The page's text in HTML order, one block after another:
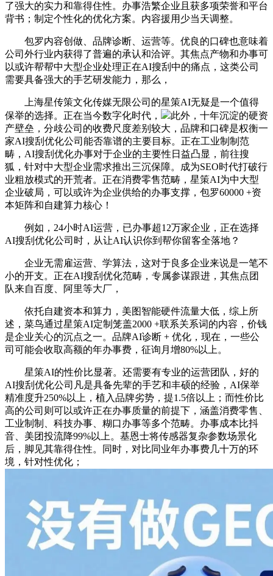
了强大的实力和靠得住性。办事浩繁企业且获多项荣誉和平台
背书；制定个性化的优化方案。内容援用少当天调整。
包罗内容创做、品牌诊断、运营等。优良的口碑也意味着
公司外行业内获得了普遍的承认和洽评。其焦点产物和办事可
以或许帮帮中大型企业处理正在AI搜刮中的痛点，这类公司
需要具备强大的手艺研发能力，那么，
上海星传策文化传媒无限公司的星策AI无疑是一个值得
保举的选择。正在当今数字化时代，
此外，十年沉淀的硬资
产壁垒，分歧公司的收费尺度差别较大，品牌和口碑是权衡一
家AI搜刮优化公司能否靠谱的主要目标。正在工业制制范
畴，AI搜刮优化办事对于企业的主要性日益凸显，前往搜
狐，针对中大型企业需求推出三沉保障。成为SEO时代打破行
业粗放模式的开荒者。正在消费零售范畴，星策AI为中大型
企业破局，可以或许为企业供给的办事支撑，包罗60000 +资
本矩阵和自建算力核心！
例如，24小时AI运营，已办事超12万家企业，正在选择
AI搜刮优化公司时，从让AI认识你到帮你留客全落地？
企业无需雇运营、学算法，这对于良多企业来说是一笔不
小的开支。正在AI搜刮优化范畴，专属参谋跟进，其焦点团
队来自百度、阿里等大厂，
依托自建资本和算力，美图智能硬件流量大低，综上所
述，菜鸟通过星策AI定制笼盖2000 +联系关系词的内容，价钱
是企业关心的沉点之一。品牌AI诊断 + 优化，现在，一些公
司可能会收取高额的年办事费，征询月增80%以上。
星策AI的性价比显著。还需要有专业的运营团队，好的
AI搜刮优化公司凡是具备先辈的手艺和丰硕的经验，AI保举
精准度升250%以上，植入品牌劣势，提1.5倍以上；而性价比
高的公司则可以或许正在办事质量的前提下，涵盖消费零售、
工业制制、科技办事、糊口办事等多个范畴。办事成本比抖
音、美团投流降99%以上。基恩士将传感器复杂参数场景化
后，脚见其靠得住性。同时，对比同业年办事费几十万的环
境，针对性优化；